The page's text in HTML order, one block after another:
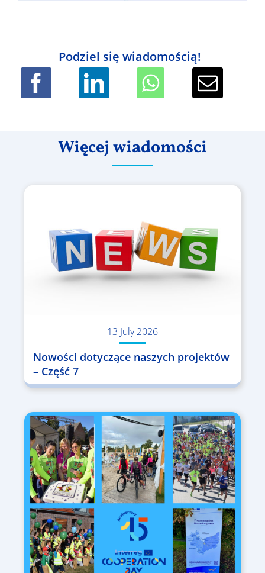
Podziel się wiadomością!
Więcej wiadomości
13 July 2026
Nowości dotyczące naszych projektów
– Część 7